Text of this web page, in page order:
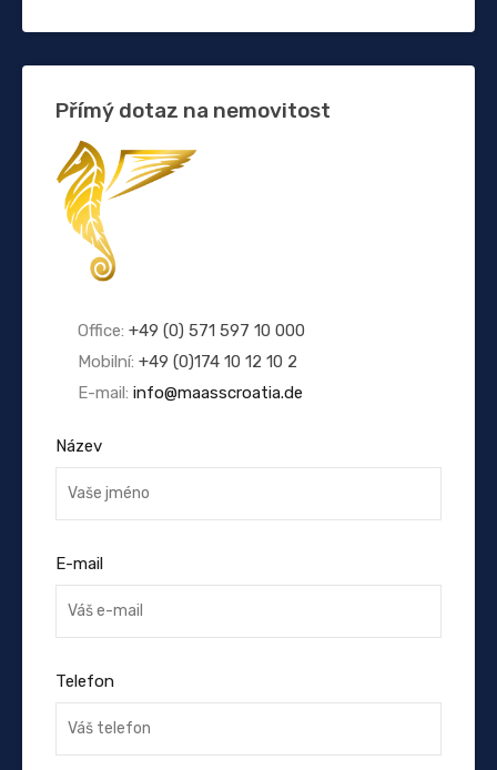
Přímý dotaz na nemovitost
Office: +49 (0) 571 597 10 000
Mobilní: +49 (0)174 10 12 10 2
E-mail: info@maasscroatia.de
Název
E-mail
Telefon